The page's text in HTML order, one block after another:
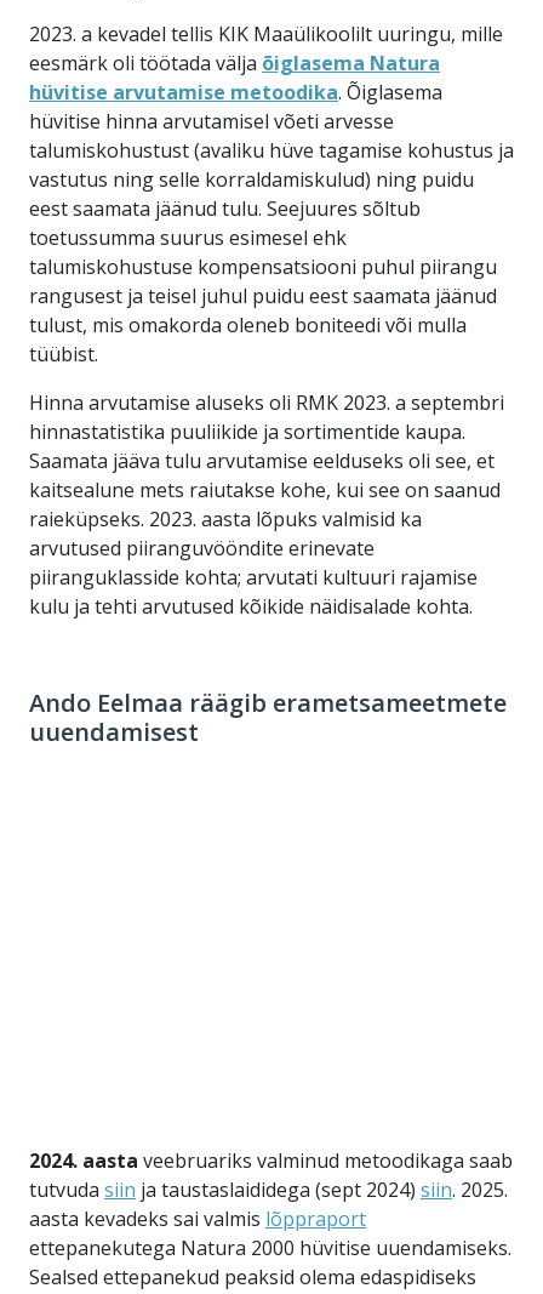
2023. a kevadel tellis KIK Maaülikoolilt uuringu, mille
eesmärk oli töötada välja õiglasema Natura
hüvitise arvutamise metoodika. Õiglasema
hüvitise hinna arvutamisel võeti arvesse
talumiskohustust (avaliku hüve tagamise kohustus ja
vastutus ning selle korraldamiskulud) ning puidu
eest saamata jäänud tulu. Seejuures sõltub
toetussumma suurus esimesel ehk
talumiskohustuse kompensatsiooni puhul piirangu
rangusest ja teisel juhul puidu eest saamata jäänud
tulust, mis omakorda oleneb boniteedi või mulla
tüübist.
Hinna arvutamise aluseks oli RMK 2023. a septembri
hinnastatistika puuliikide ja sortimentide kaupa.
Saamata jääva tulu arvutamise eelduseks oli see, et
kaitsealune mets raiutakse kohe, kui see on saanud
raieküpseks. 2023. aasta lõpuks valmisid ka
arvutused piiranguvööndite erinevate
piiranguklasside kohta; arvutati kultuuri rajamise
kulu ja tehti arvutused kõikide näidisalade kohta.
Ando Eelmaa räägib erametsameetmete
uuendamisest
2024. aasta veebruariks valminud metoodikaga saab
tutvuda siin ja taustaslaididega (sept 2024) siin. 2025.
aasta kevadeks sai valmis lõppraport
ettepanekutega Natura 2000 hüvitise uuendamiseks.
Sealsed ettepanekud peaksid olema edaspidiseks